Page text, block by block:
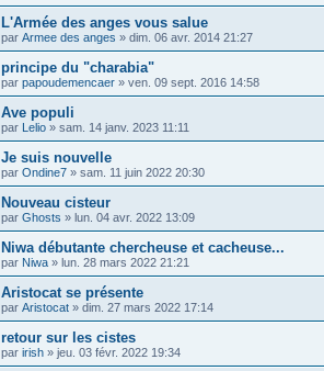
L'Armée des anges vous salue
par Armee des anges » dim. 06 avr. 2014 21:27
principe du "charabia"
par papoudemencaer » ven. 09 sept. 2016 14:58
Ave populi
par Lelio » sam. 14 janv. 2023 11:11
Je suis nouvelle
par Ondine7 » sam. 11 juin 2022 20:30
Nouveau cisteur
par Ghosts » lun. 04 avr. 2022 13:09
Niwa débutante chercheuse et cacheuse...
par Niwa » lun. 28 mars 2022 21:21
Aristocat se présente
par Aristocat » dim. 27 mars 2022 17:14
retour sur les cistes
par irish » jeu. 03 févr. 2022 19:34